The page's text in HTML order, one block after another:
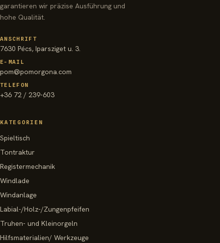
garantieren wir präzise Ausführung und
hohe Qualität.
ANSCHRIFT
7630 Pécs, Iparsziget u. 3.
E-MAIL
pom@pomorgona.com
TELEFON
+36 72 / 239-603
KATEGORIEN
Spieltisch
Tontraktur
Registermechanik
Windlade
Windanlage
Labial-/Holz-/Zungenpfeifen
Truhen- und Kleinorgeln
Hilfsmaterialien/ Werkzeuge